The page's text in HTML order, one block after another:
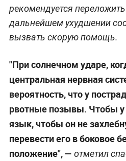
рекомендуется
дальнейшем ухудшении
вызвать скорую помощь.
"При солнечном ударе,
центральная нервная
вероятность, что у
рвотные позывы. Чтобы у
язык, чтобы он не
перевести его в боковое
положение", — отметил